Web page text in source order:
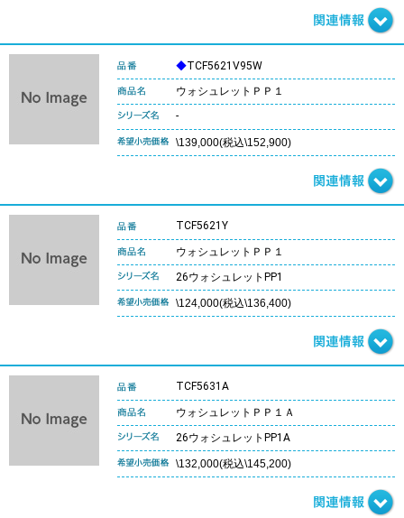
◆TCF5621V95W
ウォシュレットＰＰ１
-
\139,000(税込\152,900)
TCF5621Y
ウォシュレットＰＰ１
26ウォシュレットPP1
\124,000(税込\136,400)
TCF5631A
ウォシュレットＰＰ１Ａ
26ウォシュレットPP1A
\132,000(税込\145,200)